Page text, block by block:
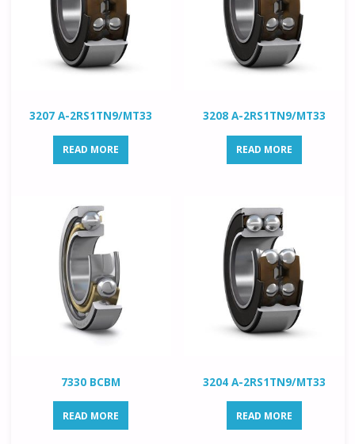
3207 A-2RS1TN9/MT33
READ MORE
3208 A-2RS1TN9/MT33
READ MORE
7330 BCBM
READ MORE
3204 A-2RS1TN9/MT33
READ MORE